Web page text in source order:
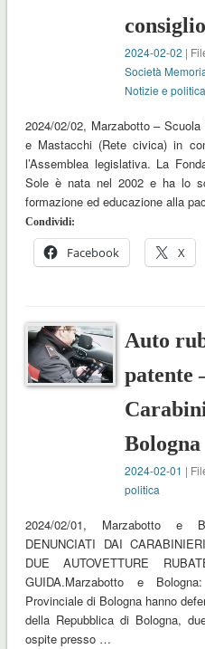
2024-02-02 |
Società
Notizie e politica
2024/02/02, Marzabotto –
e Mastacchi (Rete civica) in
l’Assemblea legislativa. La
Sole è nata nel 2002 e ha lo
formazione ed educazione alla
Condividi:
Facebook X
Auto
patente
Bologna
2024-02-01 |
politica
2024/02/01, Marzabotto e
DENUNCIATI DAI
DUE AUTOVETTURE
GUIDA.Marzabotto e
Provinciale di Bologna hanno
della Repubblica di Bologna,
ospite presso …